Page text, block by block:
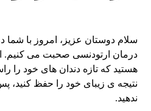
سلام دوستان عزیز، امروز با شما
درمان ارتودنسی صحبت می کنیم.
هستید که تازه دندان های خود را
نتیجه ی زیبای خود را حفظ
ندهید.